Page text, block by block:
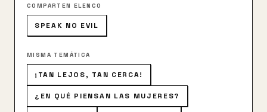
COMPARTEN ELENCO
SPEAK NO EVIL
MISMA TEMÁTICA
¡TAN LEJOS, TAN CERCA!
¿EN QUÉ PIENSAN LAS MUJERES?